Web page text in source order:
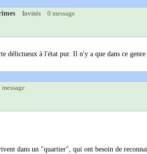
Invités 0 message
délictueux à l'état pur. Il n'y a que dans ce
message
dans un "quartier", qui ont besoin de